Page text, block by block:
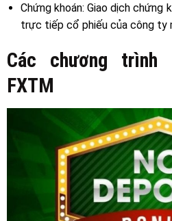
Chứng khoán: Giao dịch chứng
trực tiếp cổ phiếu của công ty
Các chương trình
FXTM